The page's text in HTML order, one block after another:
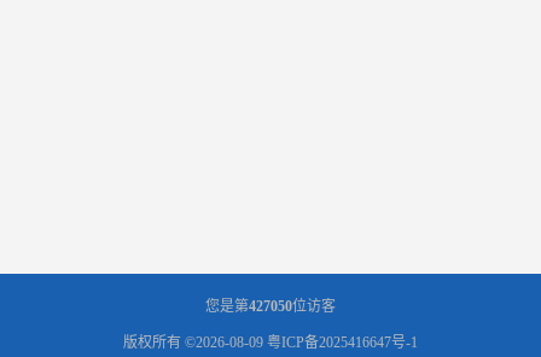
您是第427050位访客
版权所有 ©2026-08-09 粤ICP备2025416647号-1